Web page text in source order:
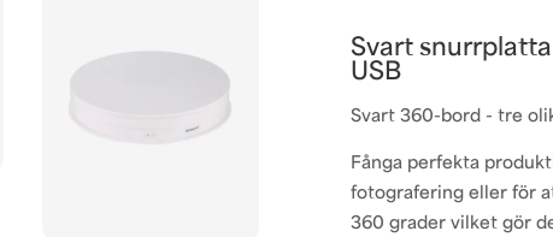
Svart
USB
Svart 360-bord - tre
Fånga perfekta
fotografering eller för
360 grader vilket gör